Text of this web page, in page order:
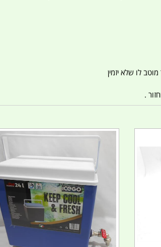
לו שלא יזמין
.